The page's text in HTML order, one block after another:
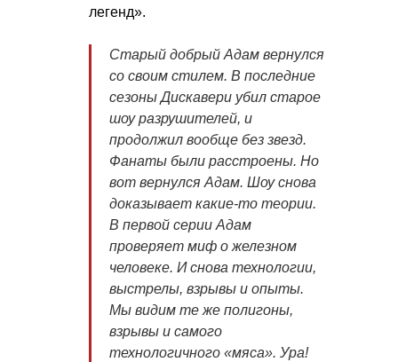
легенд».
Старый добрый Адам вернулся
со своим стилем. В последние
сезоны Дискавери убил старое
шоу разрушителей, и
продолжил вообще без звезд.
Фанаты были расстроены. Но
вот вернулся Адам. Шоу снова
доказывает какие-то теории.
В первой серии Адам
проверяет миф о железном
человеке. И снова технологии,
выстрелы, взрывы и опыты.
Мы видим те же полигоны,
взрывы и самого
технологичного «мяса». Ура!